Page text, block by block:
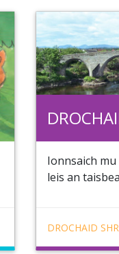
Ionnsaich
leis an
DROCHAID